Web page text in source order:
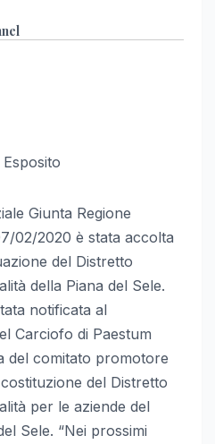
Giunta Regione
02/2020 è stata accolta
del Distretto
della Piana del Sele.
notificata al
Carciofo di Paestum
del comitato promotore
del Distretto
per le aziende del
Sele. “Nei prossimi